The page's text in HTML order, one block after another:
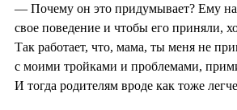
— Почему он это придумывает? Ему
свое поведение и чтобы его приняли,
Так работает, что, мама, ты меня не
с моими тройками и проблемами,
И тогда родителям вроде как тоже